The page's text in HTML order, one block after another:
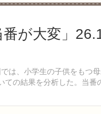
が大変」
は、小学生の子供をもつ
の結果を分析した。当番